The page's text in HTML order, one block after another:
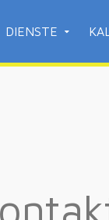
DIENSTE